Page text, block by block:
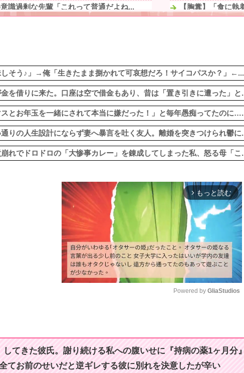
識過剰な先輩「これって普通だよね...
てきた子供がハーフに見えない！」両...
に連れてきてしまった模様
った。バレても連絡してたら離婚...
年玉を一緒にされて本当に嫌だった！...
【胸糞】「食に
絵師「このイラ
「『きれいに書
そう♪」→俺「生きたまま捌かれて可哀想だろ！サイコパスか？」←...
を借りに来た。口座は空で借金もあり、昔は「置き引きに遭った」と
とお年玉を一緒にされて本当に嫌だった！」と毎年愚痴ってたのに
りの人生設計にならず妻へ暴言を吐く友人。離婚を突きつけられ鬱に
れでドロドロの「大惨事カレー」を錬成してしまった私、怒る母「こ
arrow_forward_ios もっと読む
t
e
Powered by GliaStudios
てきた彼氏。謝り続ける私への腹いせに『持病の薬1ヶ月分
てお前のせいだと逆ギレする彼に別れを決意したが辛い